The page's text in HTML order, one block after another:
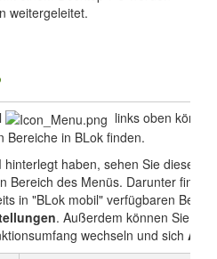
weitergeleitet.
links oben
Bereiche in BLok finden.
hinterlegt haben, sehen Sie dieses
Bereich des Menüs. Darunter
in "BLok mobil" verfügbaren
. Außerdem können Sie
wechseln und sich